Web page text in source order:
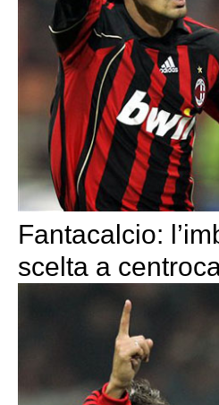
Fantacalcio:
scelta a